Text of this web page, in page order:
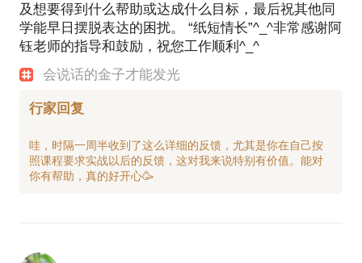
及想要得到什么帮助或达成什么目标，最后祝其他同
学能早日摆脱表达的困扰。 “纸短情长”^_^非常感谢阿
钰老师的指导和鼓励，祝您工作顺利^_^
会说话的金子才能发光
行家回复
哇，时隔一周半收到了这么详细的反馈，尤其是你在自己按
照课程要求实战以后的反馈，这对我来说特别有价值。能对